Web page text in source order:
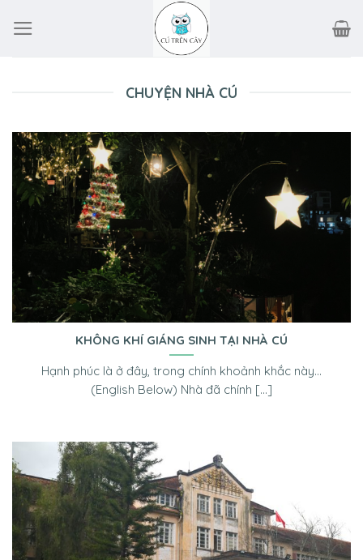
CHUYỆN NHÀ CÚ
KHÔNG KHÍ GIÁNG SINH TẠI NHÀ CÚ
Hạnh phúc là ở đây, trong chính khoảnh khắc này…
(English Below) Nhà đã chính [...]